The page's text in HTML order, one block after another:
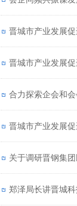
晋城市产业发展
晋城市产业发展
合力探索企会和
晋城市产业发展
关于调研晋钢集
郑泽局长讲晋城